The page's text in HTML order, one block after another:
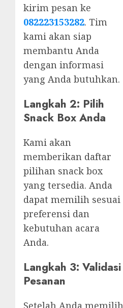
kirim pesan ke
082223153282. Tim
kami akan siap
membantu Anda
dengan informasi
yang Anda butuhkan.
Langkah 2: Pilih
Snack Box Anda
Kami akan
memberikan daftar
pilihan snack box
yang tersedia. Anda
dapat memilih sesuai
preferensi dan
kebutuhan acara
Anda.
Langkah 3: Validasi
Pesanan
Setelah Anda memilih,